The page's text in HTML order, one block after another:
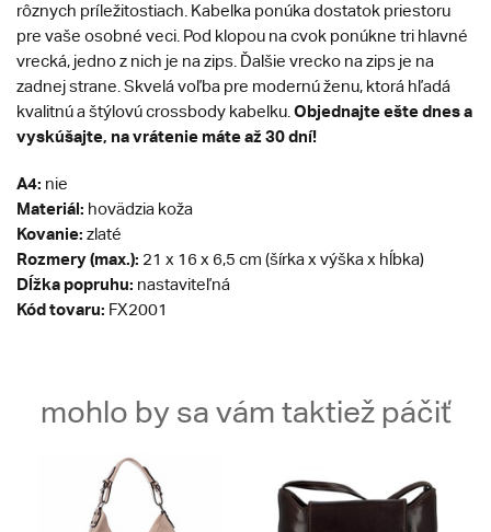
rôznych príležitostiach. Kabelka ponúka dostatok priestoru
pre vaše osobné veci. Pod klopou na cvok ponúkne tri hlavné
vrecká, jedno z nich je na zips. Ďalšie vrecko na zips je na
zadnej strane. Skvelá voľba pre modernú ženu, ktorá hľadá
kvalitnú a štýlovú crossbody kabelku. Objednajte ešte dnes a
vyskúšajte, na vrátenie máte až 30 dní!
A4: nie
Materiál: hovädzia koža
Kovanie: zlaté
Rozmery (max.): 21 x 16 x 6,5 cm (šírka x výška x hĺbka)
Dĺžka popruhu: nastaviteľná
Kód tovaru: FX2001
mohlo by sa vám taktiež páčiť